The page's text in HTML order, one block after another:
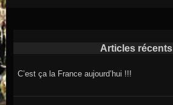
Articles récents
C’est ça la France aujourd’hui !!!